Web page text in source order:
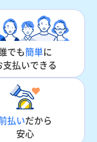
でも簡単に
支払いできる
払いだから
安心